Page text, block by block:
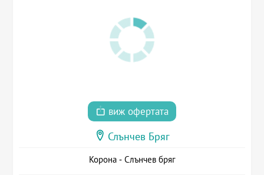
виж офертата
Слънчев Бряг
Корона - Слънчев бряг